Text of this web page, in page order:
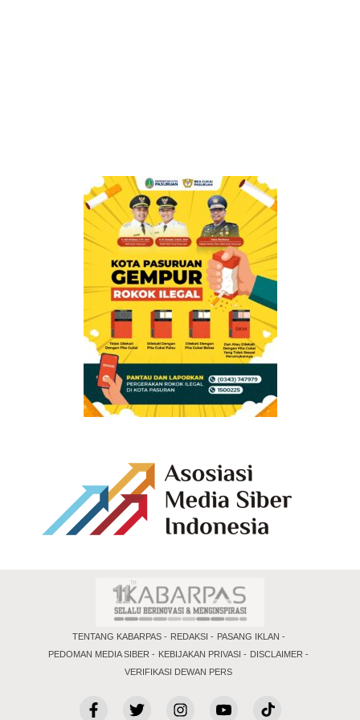
TENTANG KABARPAS REDAKSI
PASANG IKLAN
PEDOMAN MEDIA SIBER
KEBIJAKAN PRIVASI
DISCLAIMER
VERIFIKASI DEWAN PERS